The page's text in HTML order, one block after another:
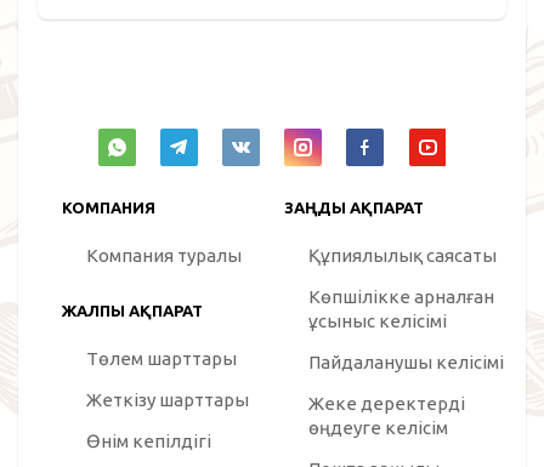
КОМПАНИЯ
Компания туралы
ЖАЛПЫ АҚПАРАТ
Төлем шарттары
Жеткізу шарттары
Өнім кепілдігі
ЗАҢДЫ АҚПАРАТ
Құпиялылық саясаты
Көпшілікке арналған
ұсыныс келісімі
Пайдаланушы келісімі
Жеке деректерді
өңдеуге келісім